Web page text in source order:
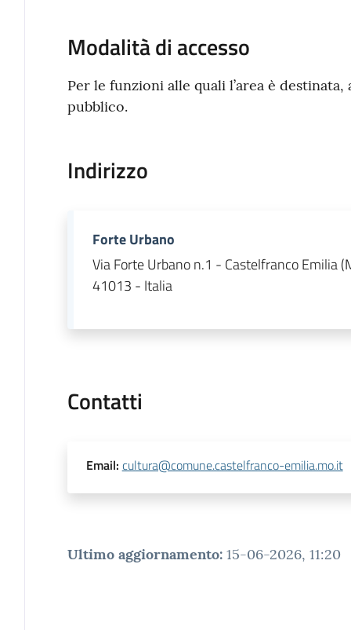
Modalità di accesso
Per le funzioni alle quali l’area è
pubblico.
Indirizzo
Forte Urbano
Via Forte Urbano n.1 - Castelfranco Emilia
41013 - Italia
Contatti
Email: cultura@comune.castelfranco-emilia.mo.it
Ultimo aggiornamento: 15-06-2026, 11:20